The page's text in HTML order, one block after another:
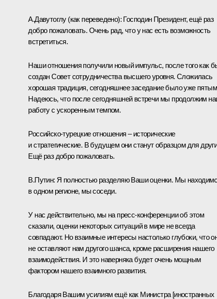
А.Давутоглу (как переведено): Господин Президент, ещё раз
добро пожаловать. Очень рад, что у нас есть возможность
встретиться.
Наши отношения получили новый импульс, после того как
создан Совет сотрудничества высшего уровня. Сложилась
хорошая традиция, сегодняшнее заседание было уже
Надеюсь, что после сегодняшней встречи мы продолжим
работу с ускоренным темпом.
Российско-турецкие отношения – исторические
и стратегические. В будущем они станут образцом для
Ещё раз добро пожаловать.
В.Путин: Я полностью разделяю Ваши оценки. Мы
в одном регионе, мы соседи.
У нас действительно, мы на пресс-конференции об этом
сказали, оценки некоторых ситуаций в мире не всегда
совпадают. Но взаимные интересы настолько глубоки, что
не оставляют нам другого шанса, кроме расширения нашего
взаимодействия. И это наверняка будет очень мощным
фактором нашего взаимного развития.
Благодаря Вашим усилиям ещё как Министра [иностранных